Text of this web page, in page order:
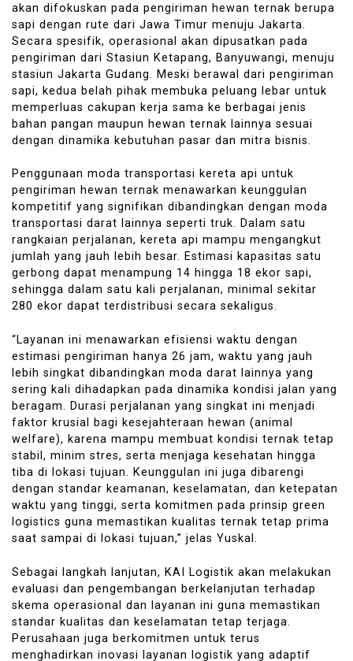
akan difokuskan pada pengiriman hewan ternak berupa
sapi dengan rute dari Jawa Timur menuju Jakarta.
Secara spesifik, operasional akan dipusatkan pada
pengiriman dari Stasiun Ketapang, Banyuwangi, menuju
stasiun Jakarta Gudang. Meski berawal dari pengiriman
sapi, kedua belah pihak membuka peluang lebar untuk
memperluas cakupan kerja sama ke berbagai jenis
bahan pangan maupun hewan ternak lainnya sesuai
dengan dinamika kebutuhan pasar dan mitra bisnis.
Penggunaan moda transportasi kereta api untuk
pengiriman hewan ternak menawarkan keunggulan
kompetitif yang signifikan dibandingkan dengan moda
transportasi darat lainnya seperti truk. Dalam satu
rangkaian perjalanan, kereta api mampu mengangkut
jumlah yang jauh lebih besar. Estimasi kapasitas satu
gerbong dapat menampung 14 hingga 18 ekor sapi,
sehingga dalam satu kali perjalanan, minimal sekitar
280 ekor dapat terdistribusi secara sekaligus.
“Layanan ini menawarkan efisiensi waktu dengan
estimasi pengiriman hanya 26 jam, waktu yang jauh
lebih singkat dibandingkan moda darat lainnya yang
sering kali dihadapkan pada dinamika kondisi jalan yang
beragam. Durasi perjalanan yang singkat ini menjadi
faktor krusial bagi kesejahteraan hewan (animal
welfare), karena mampu membuat kondisi ternak tetap
stabil, minim stres, serta menjaga kesehatan hingga
tiba di lokasi tujuan. Keunggulan ini juga dibarengi
dengan standar keamanan, keselamatan, dan ketepatan
waktu yang tinggi, serta komitmen pada prinsip green
logistics guna memastikan kualitas ternak tetap prima
saat sampai di lokasi tujuan,” jelas Yuskal.
Sebagai langkah lanjutan, KAI Logistik akan melakukan
evaluasi dan pengembangan berkelanjutan terhadap
skema operasional dan layanan ini guna memastikan
standar kualitas dan keselamatan tetap terjaga.
Perusahaan juga berkomitmen untuk terus
menghadirkan inovasi layanan logistik yang adaptif